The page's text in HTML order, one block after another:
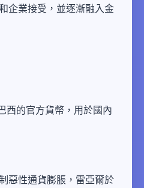
企業接受，並逐漸融入金
西的官方貨幣，用於國內
惡性通貨膨脹，雷亞爾於